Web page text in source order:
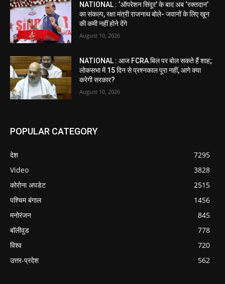
NATIONAL : ‘ऑपरेशन सिंदूर’ के बाद अब ‘रक्तदान’
का संकल्प, रक्षा मंत्री राजनाथ बोले- जवानों के लिए खून
की कमी नहीं होने देंगे
August 10, 2026
NATIONAL : आज FCRA बिल पर बोल सकते हैं शाह;
लोकसभा में 15 दिन से प्रश्नकाल पूरा नहीं, आगे क्या
करेगी सरकार?
August 10, 2026
POPULAR CATEGORY
देश
7295
Video
3828
कोरोना अपडेट
2515
पश्चिम बंगाल
1456
मनोरंजन
845
बॉलीवुड
778
विश्व
720
उत्तर-प्रदेश
562